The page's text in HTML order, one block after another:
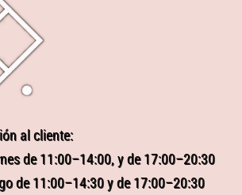
al cliente:
de 11:00–14:00, y de 17:00–20:30
de 11:00–14:30 y de 17:00–20:30